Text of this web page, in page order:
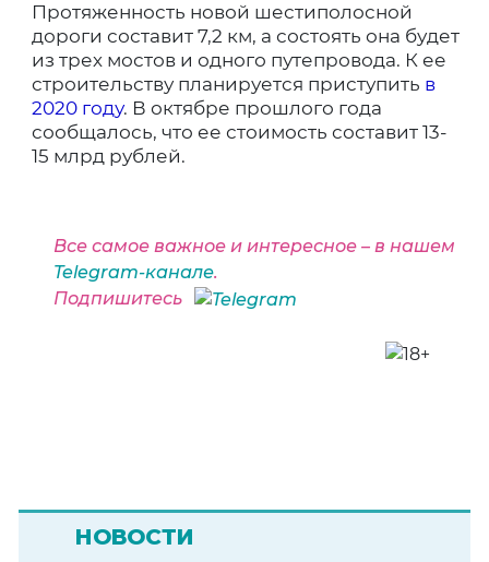
Протяженность новой шестиполосной
дороги составит 7,2 км, а состоять она будет
из трех мостов и одного путепровода. К ее
строительству планируется приступить в
2020 году. В октябре прошлого года
сообщалось, что ее стоимость составит 13-
15 млрд рублей.
Все самое важное и интересное – в нашем
Telegram-канале.
Подпишитесь
НОВОСТИ